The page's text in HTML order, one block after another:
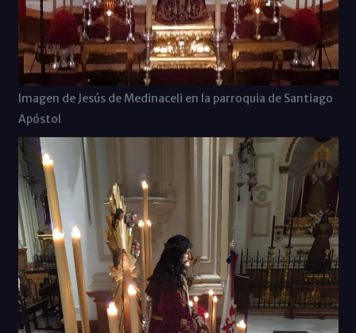
Imagen de Jesús de Medinaceli en la parroquia de Santiago
Apóstol